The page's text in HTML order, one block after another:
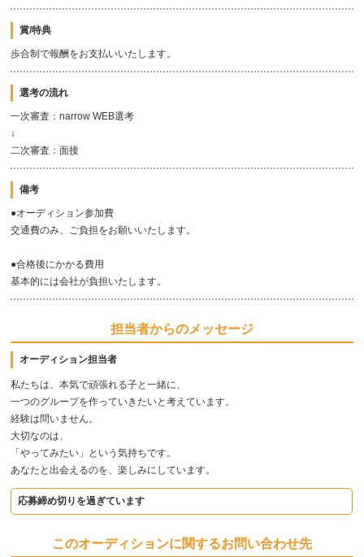
賞/特典
歩合制で報酬をお支払いいたします。
選考の流れ
一次審査：narrow WEB選考
↓
二次審査：面接
備考
●オーディション参加費
交通費のみ、ご負担をお願いいたします。
●合格後にかかる費用
基本的には会社が負担いたします。
担当者からのメッセージ
オーディション担当者
私たちは、本気で頑張れる子と一緒に、
一つのグループを作っていきたいと考えています。
経験は問いません。
大切なのは、
「やってみたい」という気持ちです。
あなたと出会えるのを、楽しみにしています。
応募締め切りを過ぎています
このオーディションに関するお問い合わせ先